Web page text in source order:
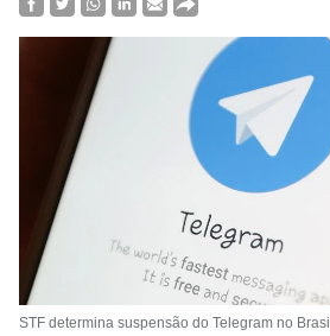
STF determina suspensão do Telegram no Brasil